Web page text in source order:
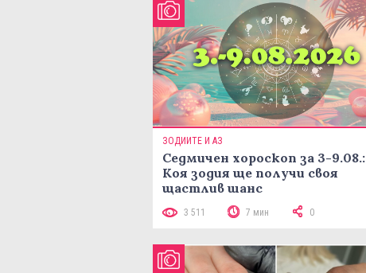
ЗОДИИТЕ И АЗ
Седмичен хороскоп за 3-9.08.:
Коя зодия ще получи своя
щастлив шанс
3 511 7 мин 0